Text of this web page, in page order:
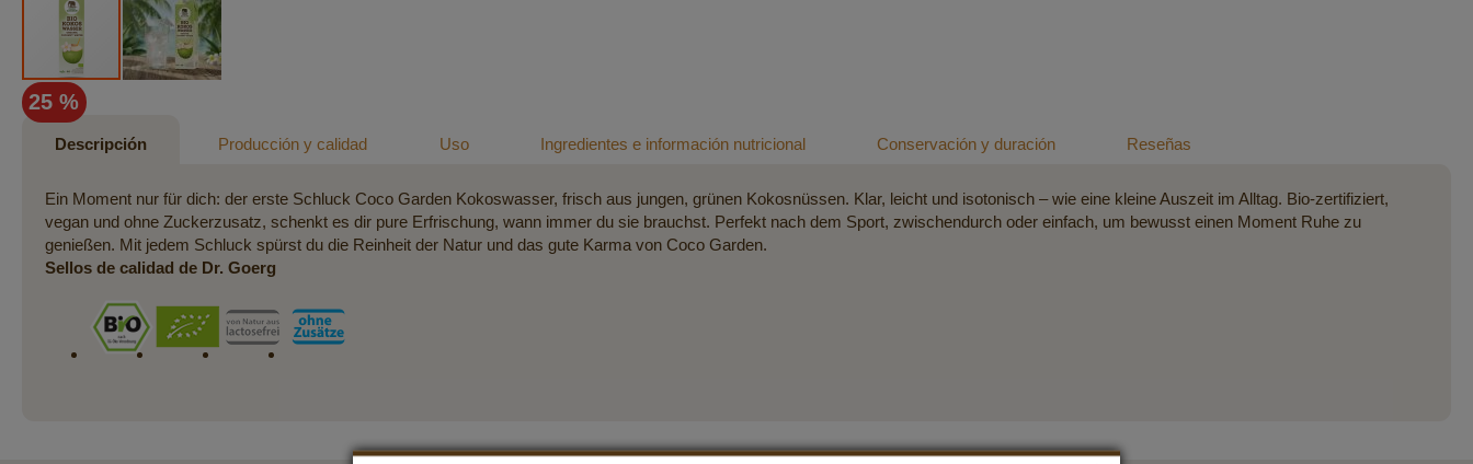
Saltar
al
comienzo
galería
imágenes
25 %
Descripción
Ein Moment nur für dich: der erste Schluck Coco Garden Kokoswasser, frisch aus jungen, grünen Kokosnüssen. Klar, leicht und isotonisch – wie eine kleine Auszeit im Alltag. Bio-zertifiziert,
vegan und ohne Zuckerzusatz, schenkt es dir pure Erfrischung, wann immer du sie brauchst. Perfekt nach dem Sport, zwischendurch oder einfach, um bewusst einen Moment Ruhe zu
genießen. Mit jedem Schluck spürst du die Reinheit der Natur und das gute Karma von Coco Garden.
Sellos de calidad de Dr. Goerg
Producción y calidad Uso Ingredientes e información nutricional Conservación y duración Reseñas